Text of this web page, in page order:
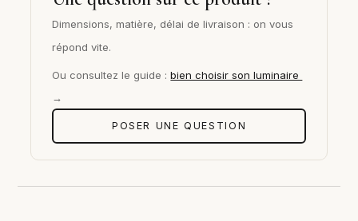
Dimensions, matière, délai de livraison : on vous
répond vite.
Ou consultez le guide :bien choisir son luminaire
→
POSER UNE QUESTION